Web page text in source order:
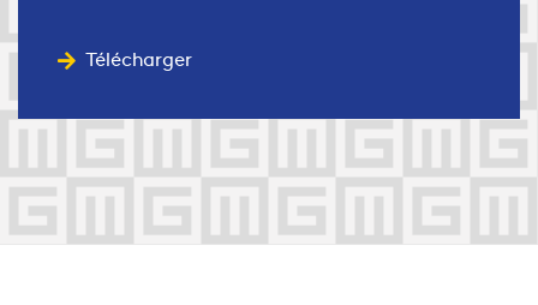
Télécharger